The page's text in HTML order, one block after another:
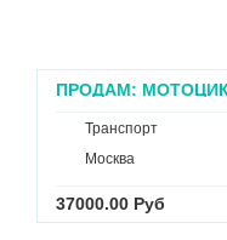
ПРОДАМ: МОТОЦИКЛ
Транспорт
Москва
37000.00 Руб